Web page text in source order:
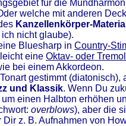
für die
welche mit anderen
Kanzellenkörper-Material
nicht glaube).
Bluesharp in Country-
eine Oktav- oder
bei einem Akkordeon.
gestimmt
und Klassik. Wenn Du
einen Halbton erhöhen
overblows), aber die
z. B. Aufnahmen von